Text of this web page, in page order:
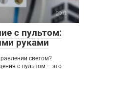
0
с пультом:
руками
светом?
с пультом – это